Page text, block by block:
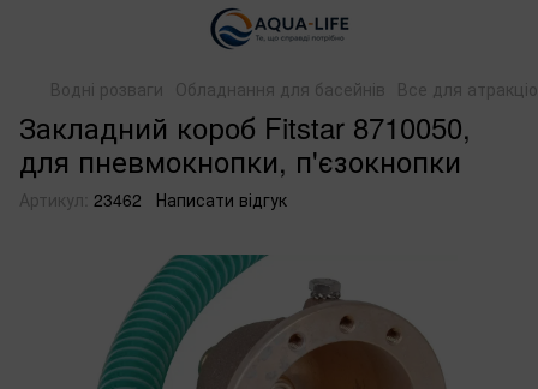
Водні розваги Обладнання для басейнів Все для
Закладний короб Fitstar 8710050,
для пневмокнопки, п'єзокнопки
Артикул: 23462 Написати відгук